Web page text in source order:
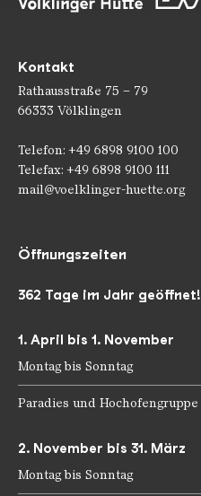
Kontakt
Rathausstraße 75 – 79
66333 Völklingen
Telefon: +49 6898 9100 100
Telefax: +49 6898 9100 111
mail@voelklinger-huette.org
Öffnungszeiten
362 Tage im Jahr geöffnet!
1. April bis 1. November
Montag bis Sonntag
Paradies und Hochofengruppe
2. November bis 31. März
Montag bis Sonntag